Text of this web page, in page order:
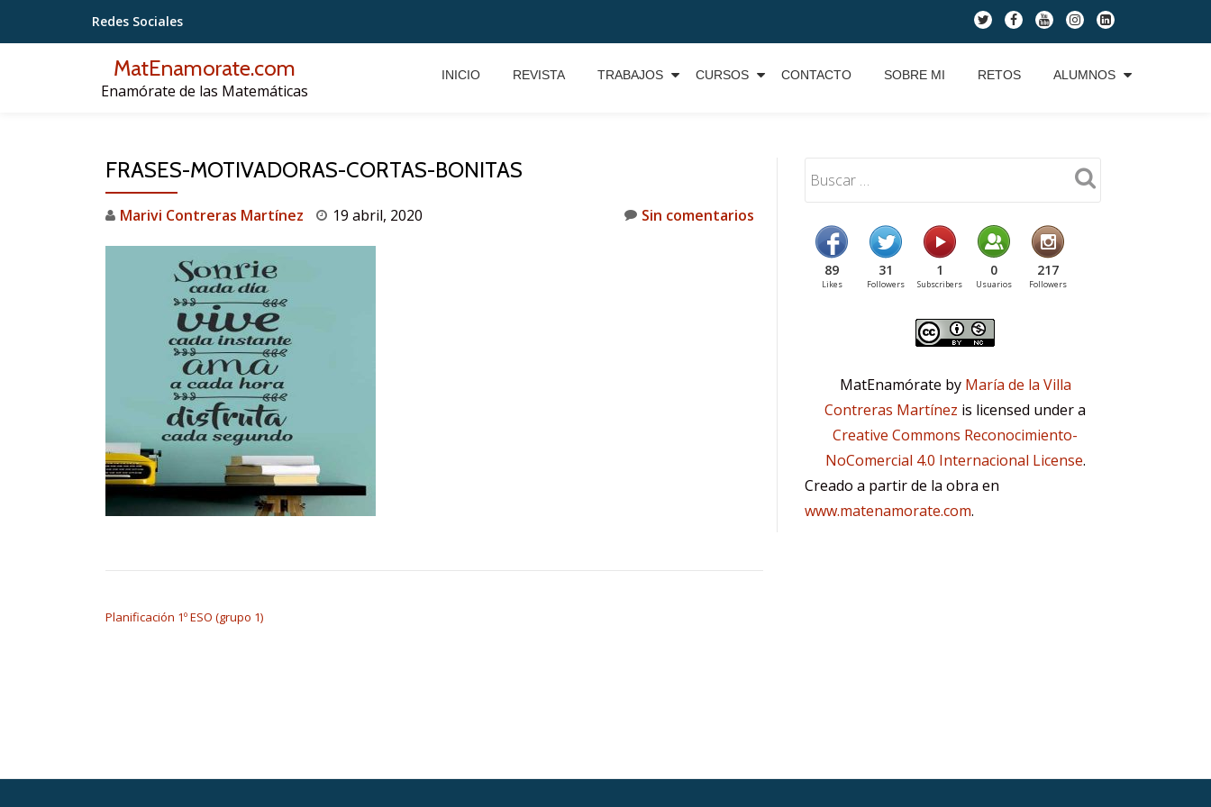
Saltar
Redes Sociales
fa-
twitter
fa-
facebook
fa-
youtube
fa-
instagram
fa-
linkedin-
square
MatEnamorate.com
Enamórate de las Matemáticas
INICIO REVISTA TRABAJOS CURSOS CONTACTO SOBRE MI RETOS ALUMNOS
FRASES-MOTIVADORAS-CORTAS-BONITAS
Marivi Contreras Martínez 19 abril, 2020 Sin comentarios
Planificación 1º ESO (grupo 1)
89
Likes
31
Followers
1
Subscribers
0
Usuarios
217
Followers
MatEnamórate by María de la Villa
Contreras Martínez is licensed under a
Creative Commons Reconocimiento-
NoComercial 4.0 Internacional License.
Creado a partir de la obra en
www.matenamorate.com.